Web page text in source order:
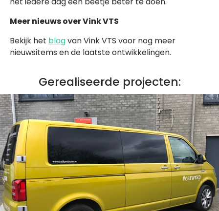
Meer nieuws over Vink VTS
Bekijk het blogvan Vink VTS voor nog meer
nieuwsitems en de laatste ontwikkelingen.
Gerealiseerde projecten: